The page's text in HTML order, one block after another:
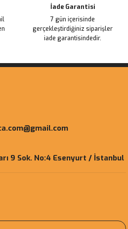
İade Garantisi
7 gün içerisinde
gerçekleştirdiğiniz siparişler
iade garantisindedir.
9 Sok. No:4 Esenyurt / İstanbul